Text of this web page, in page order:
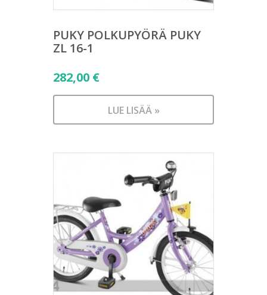
PUKY POLKUPYÖRÄ PUKY
ZL 16-1
282,00 €
LUE LISÄÄ »